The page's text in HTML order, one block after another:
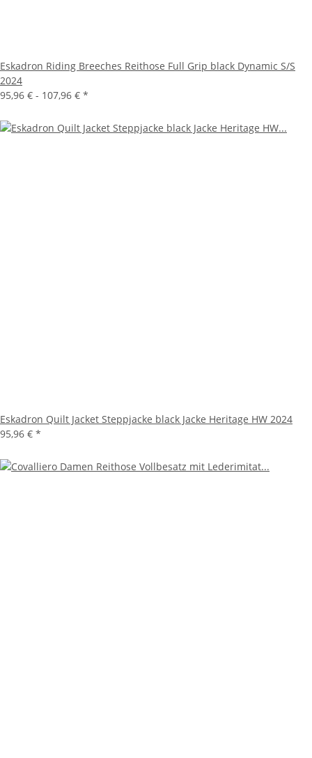
Eskadron Riding Breeches Reithose Full Grip black Dynamic S/S
2024
95,96 € - 107,96 € *
Eskadron Quilt Jacket Steppjacke black Jacke Heritage HW 2024
95,96 € *